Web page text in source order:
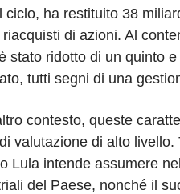
ciclo, ha restituito 38
di azioni. Al
stato ridotto di un quinto
tutti segni di una
contesto, queste
valutazione di alto
Lula intende assumere
del Paese, nonché il